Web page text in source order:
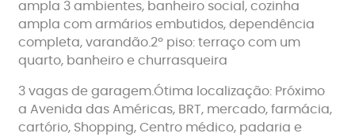
ampla 3 ambientes, banheiro social, cozinha
ampla com armários embutidos, dependência
completa, varandão.2º piso: terraço com um
quarto, banheiro e churrasqueira
3 vagas de garagem.Ótima localização: Próximo
a Avenida das Américas, BRT, mercado, farmácia,
cartório, Shopping, Centro médico, padaria e